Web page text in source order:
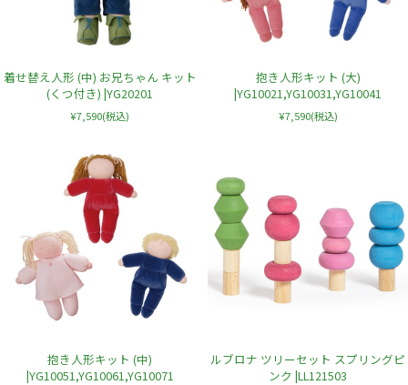
着せ替え人形 (中) お兄ちゃん キット
(くつ付き) |YG20201
¥7,590(税込)
抱き人形キット (大)
|YG10021,YG10031,YG10041
¥7,590(税込)
抱き人形キット (中)
|YG10051,YG10061,YG10071
ルブロナ ツリーセット スプリングピ
ンク |LL121503